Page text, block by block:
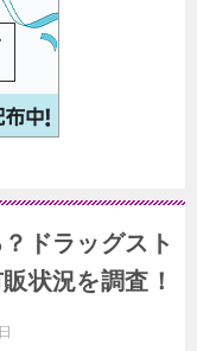
ドラッグスト
状況を調査！